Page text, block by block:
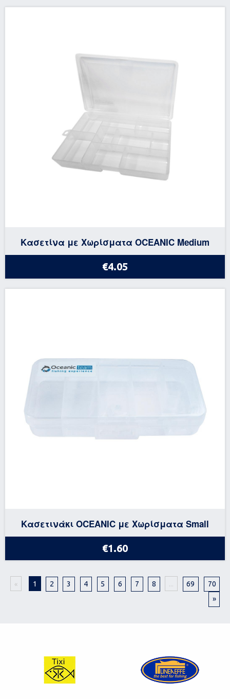
Κασετίνα με Χωρίσματα OCEANIC Medium
€4.05
Κασετινάκι OCEANIC με Χωρίσματα Small
€1.60
« 1 2 3 4 5 6 7 8 ... 69
70
»